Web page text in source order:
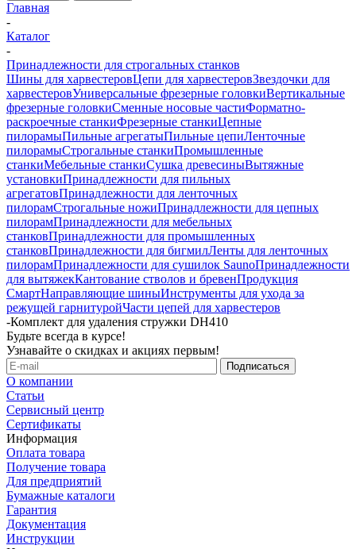
Главная
-
Каталог
-
Принадлежности для строгальных станков
Шины для харвестеровЦепи для харвестеровЗвездочки для
харвестеровУниверсальные фрезерные головкиВертикальные
фрезерные головкиСменные носовые частиФорматно-
раскроечные станкиФрезерные станкиЦепные
пилорамыПильные агрегатыПильные цепиЛенточные
пилорамыСтрогальные станкиПромышленные
станкиМебельные станкиСушка древесиныВытяжные
установкиПринадлежности для пильных
агрегатовПринадлежности для ленточных
пилорамСтрогальные ножиПринадлежности для цепных
пилорамПринадлежности для мебельных
станковПринадлежности для промышленных
станковПринадлежности для бигмилЛенты для ленточных
пилорамПринадлежности для сушилок SaunoПринадлежности
для вытяжекКантование стволов и бревенПродукция
СмартНаправляющие шиныИнструменты для ухода за
режущей гарнитуройЧасти цепей для харвестеров
-Комплект для удаления стружки DH410
Будьте всегда в курсе!
Узнавайте о скидках и акциях первым!
О компании
Статьи
Сервисный центр
Сертификаты
Информация
Оплата товара
Получение товара
Для предприятий
Бумажные каталоги
Гарантия
Документация
Инструкции